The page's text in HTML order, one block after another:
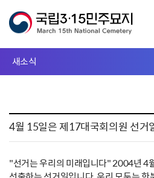
새소식
4월 15일은 제17대국회의원 선거
"선거는 우리의 미래입니다" 2004년 4